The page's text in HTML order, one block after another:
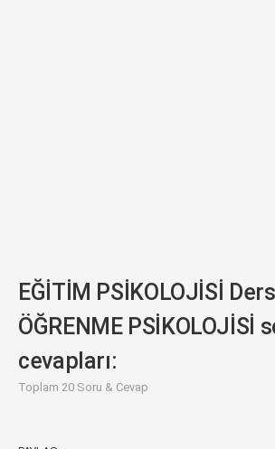
EĞİTİM PSİKOLOJİSİ
ÖĞRENME PSİKOLOJİSİ
cevapları:
Toplam 20 Soru & Cevap